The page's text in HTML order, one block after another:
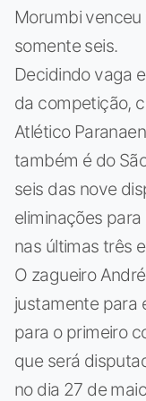
Morumbi venceu
somente seis.
Decidindo vaga
da competição,
Atlético
também é do
seis das nove
eliminações
nas últimas três
O zagueiro
justamente para
para o primeiro
que será
no dia 27 de